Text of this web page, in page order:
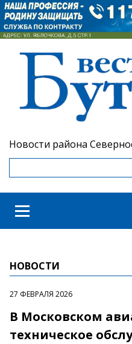
Новости района
НОВОСТИ
27 ФЕВРАЛЯ 2026
В Московском
техническое